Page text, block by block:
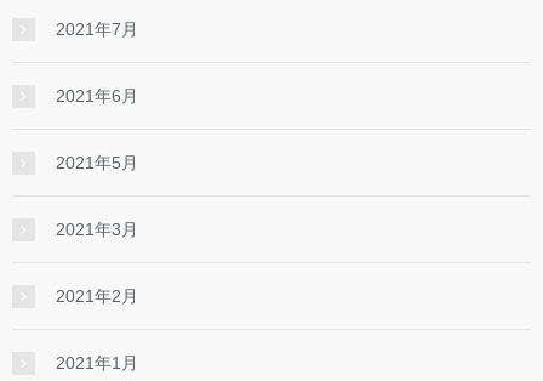
2021年7月
2021年6月
2021年5月
2021年3月
2021年2月
2021年1月